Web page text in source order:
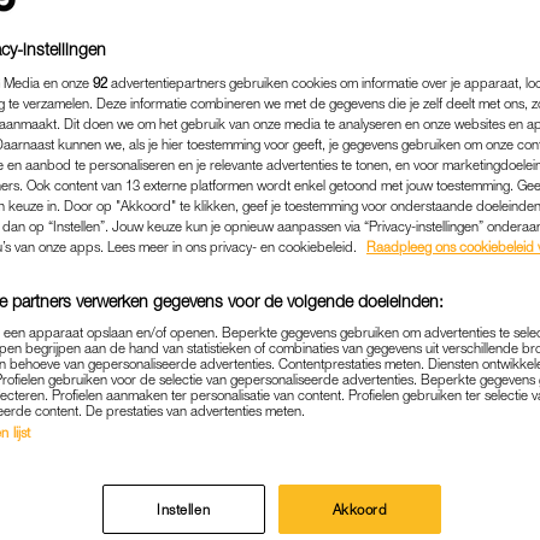
racebaan, drugshandel én dronken achter het
uitspraak
kan lopen.
Lees ook
klaagt bij ‘Mr. Frank Visser’ over getik van
Viktor Brand de stand van zaken op komt
hebben gebruik te maken van een pad dat hém
Ze zouden met snelheden van 70 tot 90
Omdat het pad niet van hen is. Rij maar naar de
verdenkt zijn buren er namelijk óók van een
instellingen
Media en onze 92 advertentiepartners gebruiken cookies om informatie over je apparaat,
te verzamelen. Deze informatie combineren we met de gegevens die je zelf deelt met ons,
Dit doen we om het gebruik van onze media te analyseren en onze websites en
kunnen we, als je hier toestemming voor geeft, je gegevens gebruiken om onze
en aanbod te personaliseren en je relevante advertenties te tonen, en voor
Ook content van 13 externe platformen wordt enkel getoond met jouw toestemming.
keuze in. Door op "Akkoord" te klikken, geef je toestemming voor onderstaande
op “Instellen”. Jouw keuze kun je opnieuw aanpassen via “Privacy-instellingen”
van onze apps. Lees meer in ons privacy- en cookiebeleid.
Raadpleeg ons cookiebeleid
partners verwerken gegevens voor de volgende doeleinden:
een apparaat opslaan en/of openen. Beperkte gegevens gebruiken om advertenties te
begrijpen aan de hand van statistieken of combinaties van gegevens uit verschillende
behoeve van gepersonaliseerde advertenties. Contentprestaties meten. Diensten
gebruiken voor de selectie van gepersonaliseerde advertenties. Beperkte
Profielen aanmaken ter personalisatie van content. Profielen gebruiken ter selectie
content. De prestaties van advertenties meten.
lijst
Instellen Akkoord